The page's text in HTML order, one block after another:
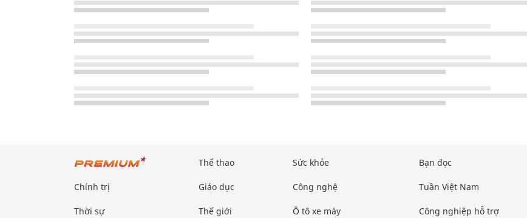
Chính trị
Thời sự
Thể thao
Giáo dục
Thế giới
Sức khỏe
Công nghệ
Ô tô xe máy
Bạn đọc
Tuần Việt Nam
Công nghiệp hỗ trợ